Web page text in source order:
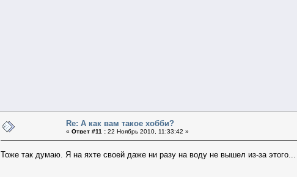
Re: А как вам такое хобби?
« Ответ #11 : 22 Ноябрь 2010, 11:33:42 »
Тоже так думаю. Я на яхте своей даже ни разу на воду не вышел из-за этого...